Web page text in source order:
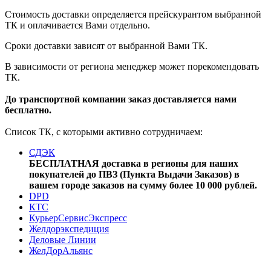
Стоимость доставки определяется прейскурантом выбранной
ТК и оплачивается Вами отдельно.
Сроки доставки зависят от выбранной Вами ТК.
В зависимости от региона менеджер может порекомендовать
ТК.
До транспортной компании заказ доставляется нами
бесплатно.
Список ТК, с которыми активно сотрудничаем:
СДЭК
БЕСПЛАТНАЯ доставка в регионы для наших
покупателей до ПВЗ (Пункта Выдачи Заказов) в
вашем городе заказов на сумму более 10 000 рублей.
DPD
КТС
КурьерСервисЭкспресс
Желдорэкспедиция
Деловые Линии
ЖелДорАльянс